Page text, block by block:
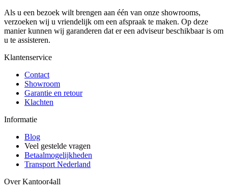
Als u een bezoek wilt brengen aan één van onze showrooms,
verzoeken wij u vriendelijk om een afspraak te maken. Op deze
manier kunnen wij garanderen dat er een adviseur beschikbaar is om
u te assisteren.
Klantenservice
Contact
Showroom
Garantie en retour
Klachten
Informatie
Blog
Veel gestelde vragen
Betaalmogelijkheden
Transport Nederland
Over Kantoor4all